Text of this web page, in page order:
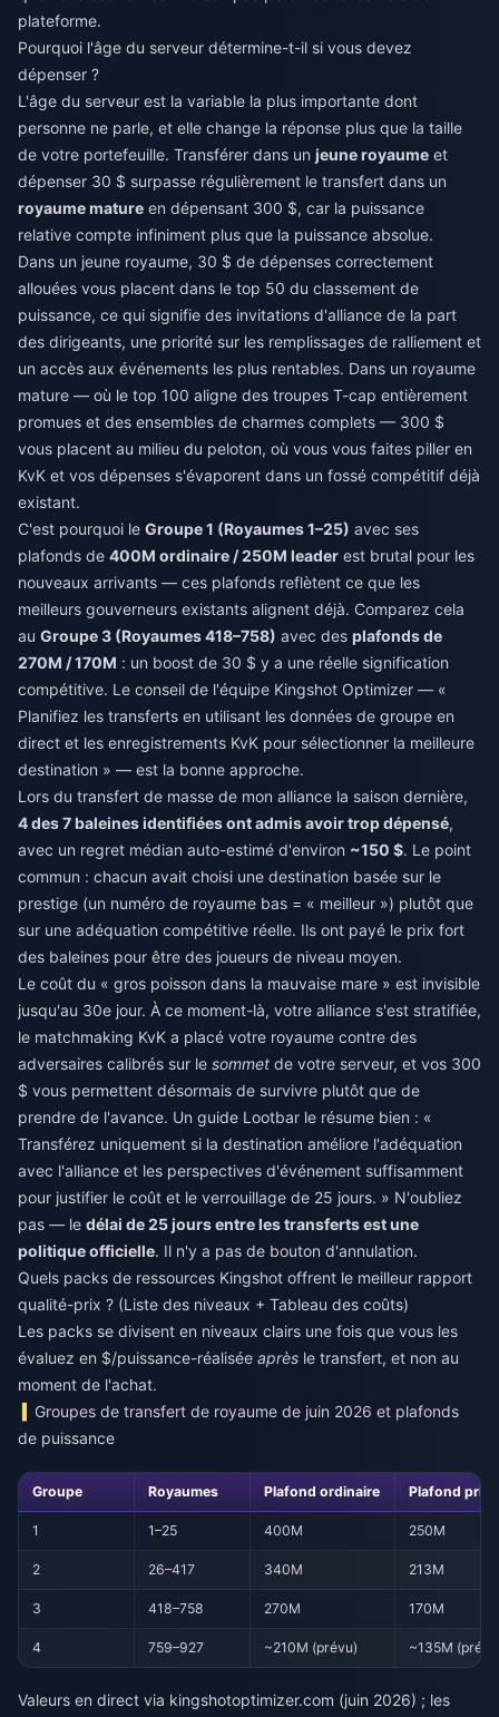
plateforme.
Pourquoi l'âge du serveur détermine-t-il si vous devez
dépenser ?
L'âge du serveur est la variable la plus importante dont
personne ne parle, et elle change la réponse plus que la taille
de votre portefeuille. Transférer dans un jeune royaume et
dépenser 30 $ surpasse régulièrement le transfert dans un
royaume mature en dépensant 300 $, car la puissance
relative compte infiniment plus que la puissance absolue.
Dans un jeune royaume, 30 $ de dépenses correctement
allouées vous placent dans le top 50 du classement de
puissance, ce qui signifie des invitations d'alliance de la part
des dirigeants, une priorité sur les remplissages de ralliement et
un accès aux événements les plus rentables. Dans un royaume
mature — où le top 100 aligne des troupes T-cap entièrement
promues et des ensembles de charmes complets — 300 $
vous placent au milieu du peloton, où vous vous faites piller en
KvK et vos dépenses s'évaporent dans un fossé compétitif déjà
existant.
C'est pourquoi le Groupe 1 (Royaumes 1–25) avec ses
plafonds de 400M ordinaire / 250M leader est brutal pour les
nouveaux arrivants — ces plafonds reflètent ce que les
meilleurs gouverneurs existants alignent déjà. Comparez cela
au Groupe 3 (Royaumes 418–758) avec des plafonds de
270M / 170M : un boost de 30 $ y a une réelle signification
compétitive. Le conseil de l'équipe Kingshot Optimizer — «
Planifiez les transferts en utilisant les données de groupe en
direct et les enregistrements KvK pour sélectionner la meilleure
destination » — est la bonne approche.
Lors du transfert de masse de mon alliance la saison dernière,
4 des 7 baleines identifiées ont admis avoir trop dépensé,
avec un regret médian auto-estimé d'environ ~150 $. Le point
commun : chacun avait choisi une destination basée sur le
prestige (un numéro de royaume bas = « meilleur ») plutôt que
sur une adéquation compétitive réelle. Ils ont payé le prix fort
des baleines pour être des joueurs de niveau moyen.
Le coût du « gros poisson dans la mauvaise mare » est invisible
jusqu'au 30e jour. À ce moment-là, votre alliance s'est stratifiée,
le matchmaking KvK a placé votre royaume contre des
adversaires calibrés sur le sommet de votre serveur, et vos 300
$ vous permettent désormais de survivre plutôt que de
prendre de l'avance. Un guide Lootbar le résume bien : «
Transférez uniquement si la destination améliore l'adéquation
avec l'alliance et les perspectives d'événement suffisamment
pour justifier le coût et le verrouillage de 25 jours. » N'oubliez
pas — le délai de 25 jours entre les transferts est une
politique officielle. Il n'y a pas de bouton d'annulation.
Quels packs de ressources Kingshot offrent le meilleur rapport
qualité-prix ? (Liste des niveaux + Tableau des coûts)
Les packs se divisent en niveaux clairs une fois que vous les
évaluez en $/puissance-réalisée après le transfert, et non au
moment de l'achat.
Groupes de transfert de royaume de juin 2026 et plafonds
de puissance
Groupe Royaumes Plafond ordinaire Plafond
1 1–25 400M 250M
2 26–417 340M 213M
3 418–758 270M 170M
4 759–927 ~210M (prévu) ~135M
Valeurs en direct via kingshotoptimizer.com (juin 2026) ; les